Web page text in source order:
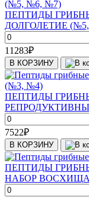
ПЕПТИДЫ
ДОЛГОЛЕТИЕ
11283₽
В КОРЗИНУ
ПЕПТИДЫ
7522₽
В КОРЗИНУ
ПЕПТИДЫ
НАБОР